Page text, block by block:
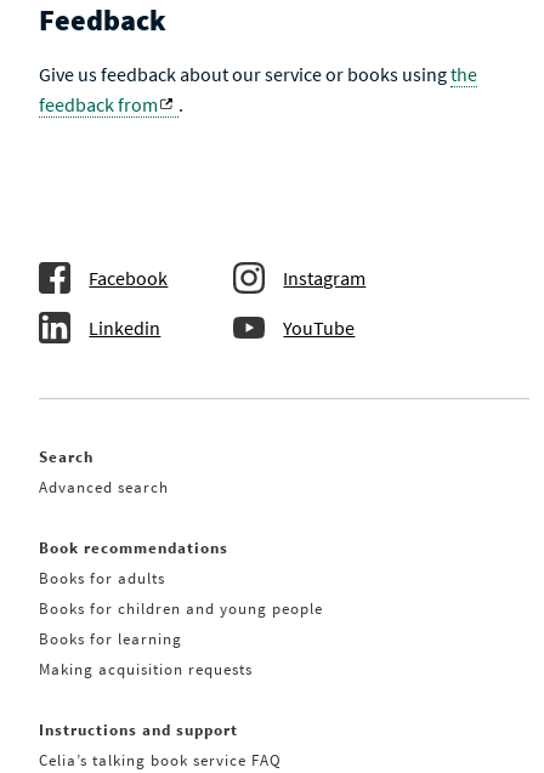
Feedback
Give us feedback about our service or books usingthe
feedback from
.
Facebook Instagram
Linkedin YouTube
Search
Advanced search
Book recommendations
Books for adults
Books for children and young people
Books for learning
Making acquisition requests
Instructions and support
Celia’s talking book service FAQ